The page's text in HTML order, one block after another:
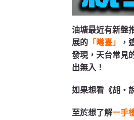
油塘最近有新盤
展的 「曦臺」
，
發現，天台常見
出無入！
如果想看《胡‧
至於想了解一手